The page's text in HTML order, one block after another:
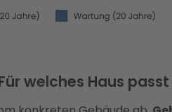
welches Haus